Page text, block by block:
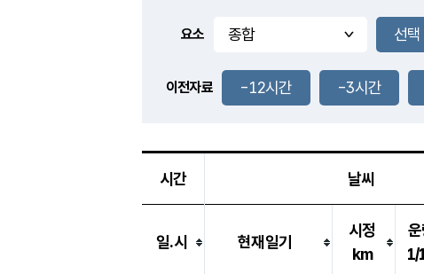
풍도
4.0m/s
-
요소
이전자료 -12시간 -3시간
시간 날씨
일.시 현재일기
시정
km
1/